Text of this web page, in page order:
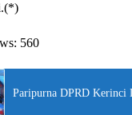
560
Paripurna DPRD Kerinci